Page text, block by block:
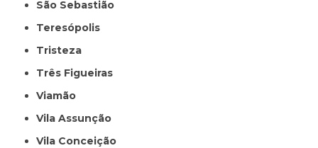
São Sebastião
Teresópolis
Tristeza
Três Figueiras
Viamão
Vila Assunção
Vila Conceição